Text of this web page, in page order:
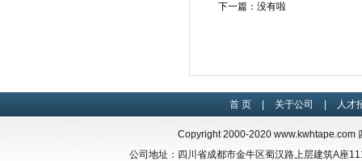
下一篇：没有啦
首 页 关于公司 人才
Copyright 2000-2020 www.kwhtape.com
公司地址：四川省成都市金牛区蜀汉路上层建筑A座